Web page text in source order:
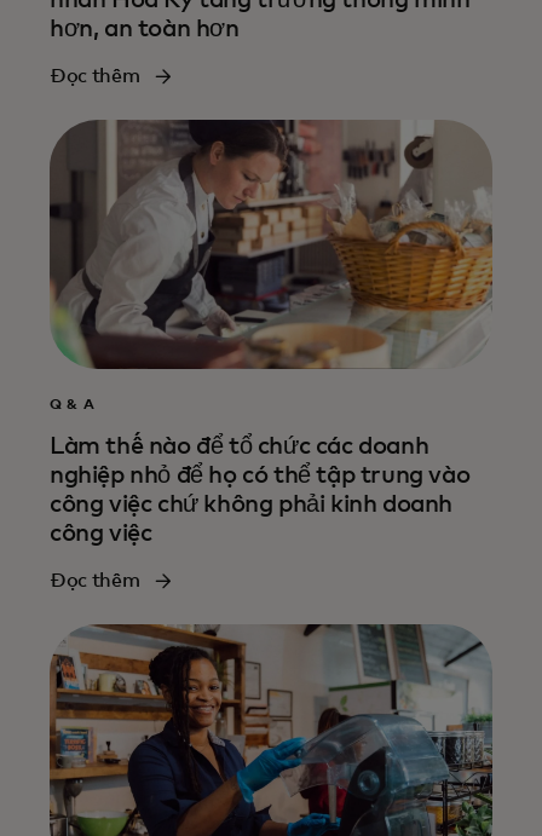
hơn, an toàn hơn
Đọc thêm
Q & A
Làm thế nào để tổ chức các doanh
nghiệp nhỏ để họ có thể tập trung vào
công việc chứ không phải kinh doanh
công việc
Đọc thêm